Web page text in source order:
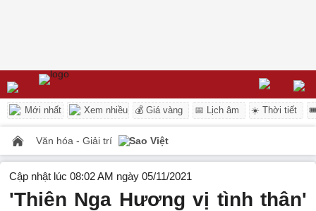
Mới nhất Xem nhiều 💰 Giá vàng 📅 Lịch âm ☀️ Thời tiết
Văn hóa - Giải trí Sao Việt
Cập nhật lúc 08:02 AM ngày 05/11/2021
'Thiên Nga Hương vị tình thân'